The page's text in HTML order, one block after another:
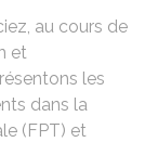
au cours de
et
les
dans la
(FPT) et